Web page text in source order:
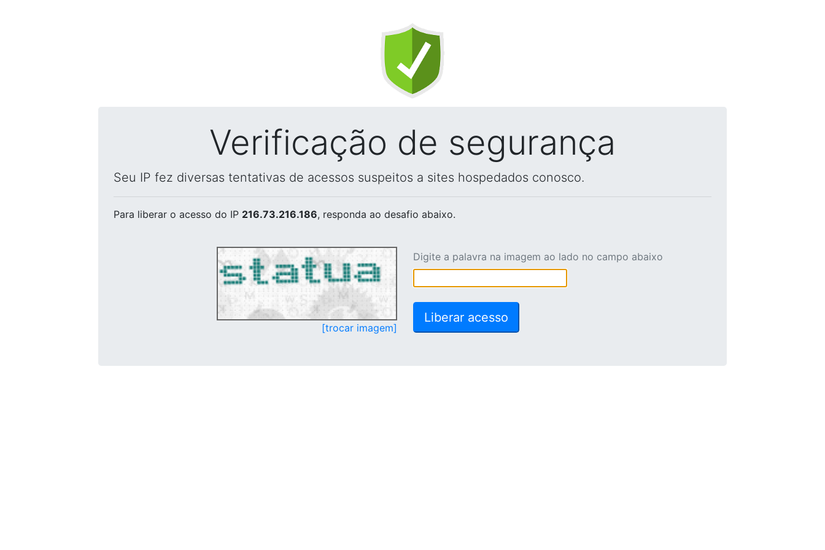
Verificação de segurança
Seu IP fez diversas tentativas de acessos suspeitos a sites hospedados conosco.
Para liberar o acesso do IP 216.73.216.186, responda ao desafio abaixo.
[trocar imagem]
Digite a palavra na imagem ao lado no campo abaixo